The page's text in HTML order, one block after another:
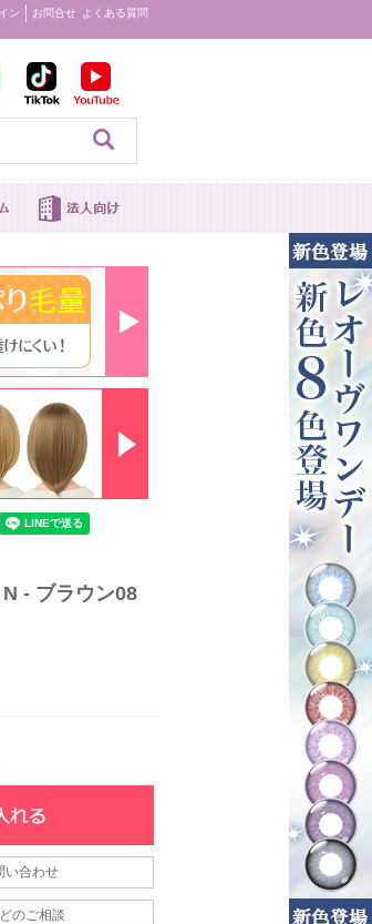
ン お問合せ よくある質問
- ブラウン08
い合わせ
のご相談